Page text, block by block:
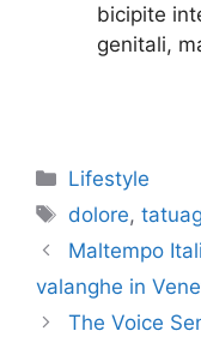
bicipite
genitali,
Categorie
Lifestyle
Tag
dolore,
Maltempo
valanghe in
The Voice